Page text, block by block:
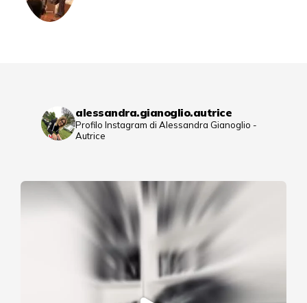
alessandra.gianoglio.autrice
Profilo Instagram di Alessandra Gianoglio -
Autrice